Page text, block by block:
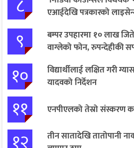
८
एआईदेखि पत्रकारको
९
बम्पर उपहारमा १० लाख
वाग्लेको फोन, रुपन्देहीकी
१०
विद्यार्थीलाई लक्षित गरी
यादवको निर्देशन
११ एनपीएलको तेस्रो संस्करण
तीन सातादेखि तातोपानी